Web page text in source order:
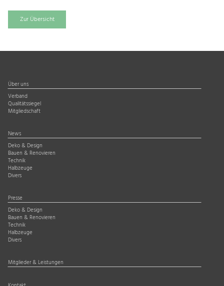
Zur Übersicht
Über uns
Verband
Qualitätssiegel
Mitgliedschaft
News
Deko & Design
Bauen & Renovieren
Technik
Halbzeuge
Divers
Presse
Deko & Design
Bauen & Renovieren
Technik
Halbzeuge
Divers
Mitglieder & Leistungen